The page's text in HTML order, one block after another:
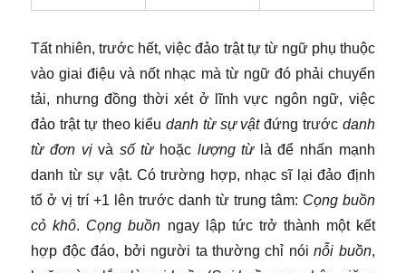
Tất nhiên, trước hết, việc đảo trật tự từ ngữ phụ thuộc
vào giai điệu và nốt nhạc mà từ ngữ đó phải chuyển
tải, nhưng đồng thời xét ở lĩnh vực ngôn ngữ, việc
đảo trật tự theo kiểudanh từ sự vậtđứng trước danh
từ đơn vịvà số từhoặc lượng từlà để nhấn mạnh
danh từ sự vật. Có trường hợp, nhạc sĩ lại đảo định
tố ở vị trí +1 lên trước danh từ trung tâm: Cọng buồn
cỏ khô. Cọng buồn ngay lập tức trở thành một kết
hợp độc đáo, bởi người ta thường chỉ nói nỗi buồn,